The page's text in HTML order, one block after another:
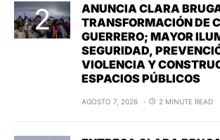
ANUNCIA CLARA
TRANSFORMACIÓN DE
GUERRERO; MAYOR
SEGURIDAD,
VIOLENCIA Y
ESPACIOS PÚBLICOS
AGOSTO 7, 2026 2 MINUTE READ